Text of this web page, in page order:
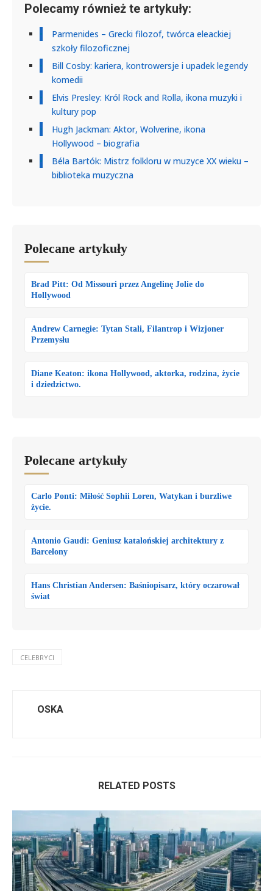
Polecamy również te artykuły:
Parmenides – Grecki filozof, twórca eleackiej
szkoły filozoficznej
Bill Cosby: kariera, kontrowersje i upadek legendy
komedii
Elvis Presley: Król Rock and Rolla, ikona muzyki i
kultury pop
Hugh Jackman: Aktor, Wolverine, ikona
Hollywood – biografia
Béla Bartók: Mistrz folkloru w muzyce XX wieku –
biblioteka muzyczna
Polecane artykuły
Brad Pitt: Od Missouri przez Angelinę Jolie do
Hollywood
Andrew Carnegie: Tytan Stali, Filantrop i Wizjoner
Przemysłu
Diane Keaton: ikona Hollywood, aktorka, rodzina, życie
i dziedzictwo.
Polecane artykuły
Carlo Ponti: Miłość Sophii Loren, Watykan i burzliwe
życie.
Antonio Gaudi: Geniusz katalońskiej architektury z
Barcelony
Hans Christian Andersen: Baśniopisarz, który oczarował
świat
CELEBRYCI
OSKA
RELATED POSTS